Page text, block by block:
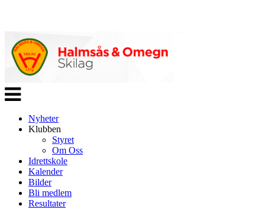
Veksle
navigasjon
Nyheter
Klubben
Styret
Om Oss
Idrettskole
Kalender
Bilder
Bli medlem
Resultater